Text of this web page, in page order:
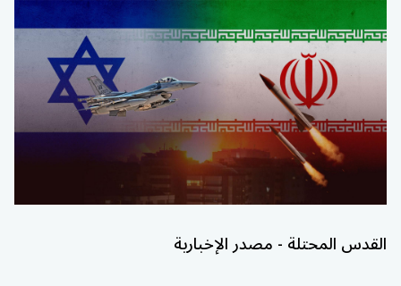
القدس المحتلة - مصدر الإخبارية